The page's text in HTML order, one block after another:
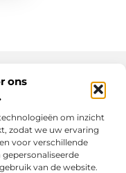
ons
om inzicht
zodat we uw ervaring
voor verschillende
van de website.
letroumaulin.be